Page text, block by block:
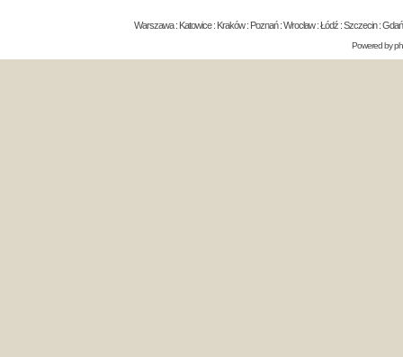
Warszawa : Katowice : Kraków : Poznań : Wrocław : Łódź : Szczecin :
Powered by